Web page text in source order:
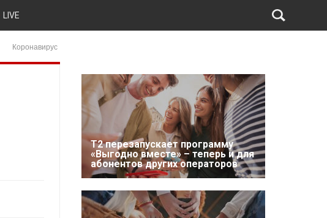
LIVE
Коронавирус
Т2 перезапускает программу
«Выгодно вместе» – теперь и для
абонентов других операторов